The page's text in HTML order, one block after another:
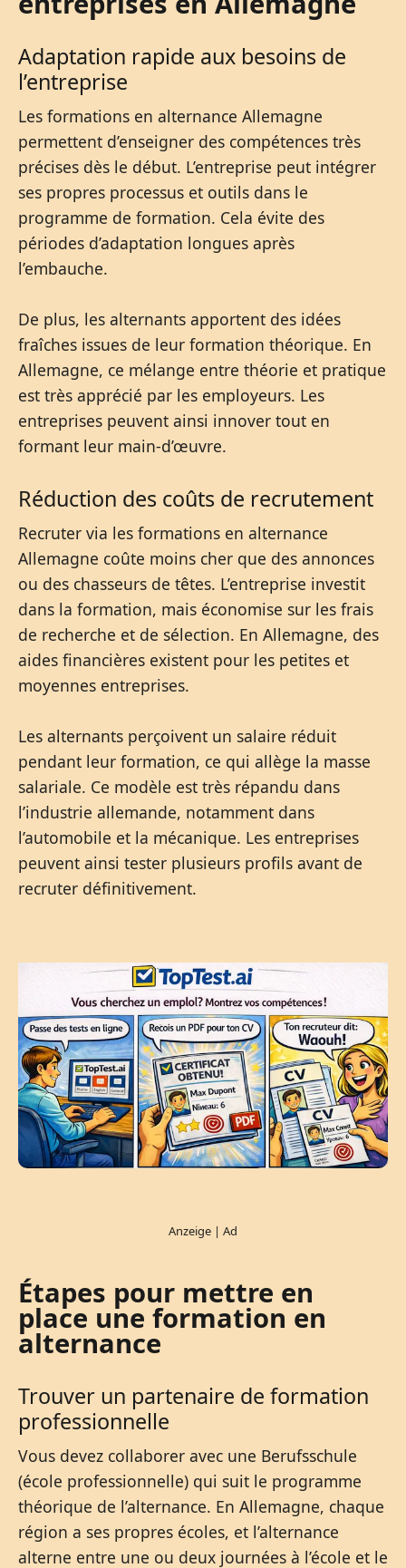
Adaptation rapide aux besoins de
l’entreprise
Les formations en alternance Allemagne
permettent d’enseigner des compétences très
précises dès le début. L’entreprise peut intégrer
ses propres processus et outils dans le
programme de formation. Cela évite des
périodes d’adaptation longues après
l’embauche.
De plus, les alternants apportent des idées
fraîches issues de leur formation théorique. En
Allemagne, ce mélange entre théorie et pratique
est très apprécié par les employeurs. Les
entreprises peuvent ainsi innover tout en
formant leur main-d’œuvre.
Réduction des coûts de recrutement
Recruter via les formations en alternance
Allemagne coûte moins cher que des annonces
ou des chasseurs de têtes. L’entreprise investit
dans la formation, mais économise sur les frais
de recherche et de sélection. En Allemagne, des
aides financières existent pour les petites et
moyennes entreprises.
Les alternants perçoivent un salaire réduit
pendant leur formation, ce qui allège la masse
salariale. Ce modèle est très répandu dans
l’industrie allemande, notamment dans
l’automobile et la mécanique. Les entreprises
peuvent ainsi tester plusieurs profils avant de
recruter définitivement.
Étapes pour mettre en
place une formation en
alternance
Trouver un partenaire de formation
professionnelle
Vous devez collaborer avec une Berufsschule
(école professionnelle) qui suit le programme
théorique de l’alternance. En Allemagne, chaque
région a ses propres écoles, et l’alternance
alterne entre une ou deux journées à l’école et le